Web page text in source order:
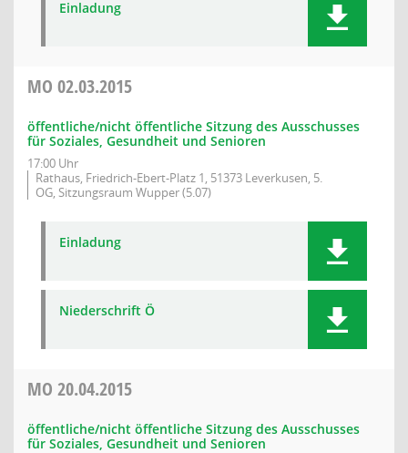
Einladung
MO 02.03.2015
öffentliche/nicht öffentliche Sitzung des Ausschusses
für Soziales, Gesundheit und Senioren
17:00 Uhr
Rathaus, Friedrich-Ebert-Platz 1, 51373 Leverkusen, 5.
OG, Sitzungsraum Wupper (5.07)
Einladung
Niederschrift Ö
MO 20.04.2015
öffentliche/nicht öffentliche Sitzung des Ausschusses
für Soziales, Gesundheit und Senioren